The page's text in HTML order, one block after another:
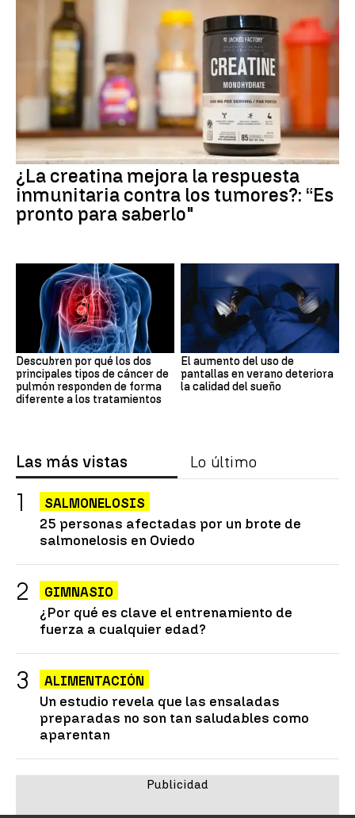
¿La creatina mejora la respuesta
inmunitaria contra los tumores?: “Es
pronto para saberlo"
Descubren por qué los dos
principales tipos de cáncer de
pulmón responden de forma
diferente a los tratamientos
El aumento del uso de
pantallas en verano deteriora
la calidad del sueño
Las más vistas Lo último
SALMONELOSIS
25 personas afectadas por un brote de
salmonelosis en Oviedo
GIMNASIO
¿Por qué es clave el entrenamiento de
fuerza a cualquier edad?
ALIMENTACIÓN
Un estudio revela que las ensaladas
preparadas no son tan saludables como
aparentan